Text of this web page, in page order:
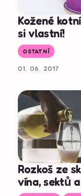
Kožené
si vlastní!
OSTATNÍ
01. 06. 2017
Rozkoš ze
vína, sektů